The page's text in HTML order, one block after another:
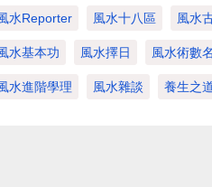
風水Reporter 風水十八區 風水
風水基本功 風水擇日 風水術數
風水進階學理 風水雜談 養生之